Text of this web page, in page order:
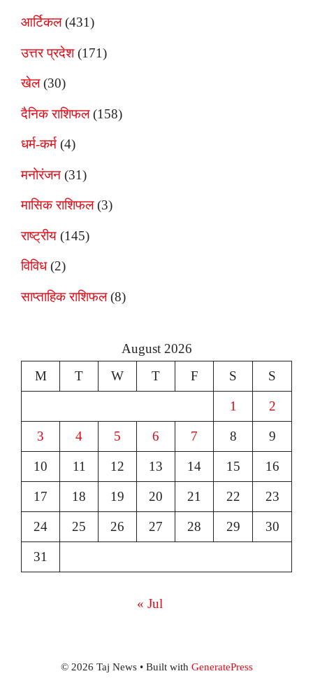
आर्टिकल(431)
उत्तर प्रदेश(171)
खेल(30)
दैनिक राशिफल(158)
धर्म-कर्म (4)
मनोरंजन (31)
मासिक राशिफल(3)
राष्ट्रीय (145)
विविध(2)
साप्ताहिक राशिफल(8)
August 2026
M
T W T F S S
1 2
3 4 5 6 7 8 9
10 11 12 13 14 15 16
17 18 19 20 21 22 23
24 25 26 27 28 29 30
31
« Jul
© 2026 Taj News• Built with GeneratePress